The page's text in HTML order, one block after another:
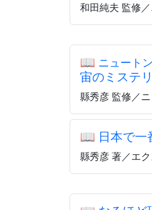
和田純夫 監修
📖 ニュート
宙のミステ
縣秀彦 監修／
📖 日本で一
縣秀彦 著／エ